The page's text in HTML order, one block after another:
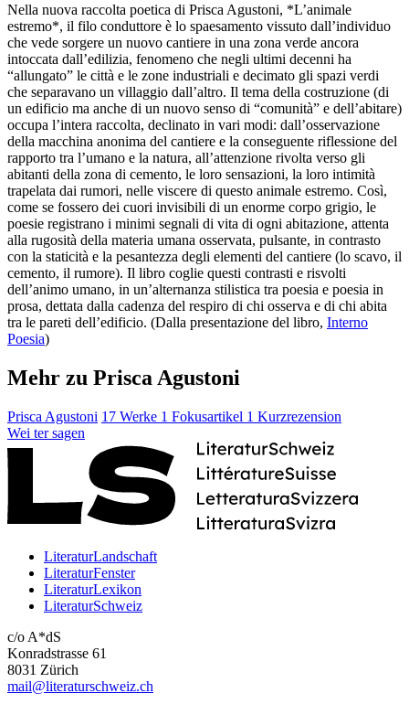
Nella nuova raccolta poetica di Prisca Agustoni, *L’animale
estremo*, il filo conduttore è lo spaesamento vissuto dall’individuo
che vede sorgere un nuovo cantiere in una zona verde ancora
intoccata dall’edilizia, fenomeno che negli ultimi decenni ha
“allungato” le città e le zone industriali e decimato gli spazi verdi
che separavano un villaggio dall’altro. Il tema della costruzione (di
un edificio ma anche di un nuovo senso di “comunità” e dell’abitare)
occupa l’intera raccolta, declinato in vari modi: dall’osservazione
della macchina anonima del cantiere e la conseguente riflessione del
rapporto tra l’umano e la natura, all’attenzione rivolta verso gli
abitanti della zona di cemento, le loro sensazioni, la loro intimità
trapelata dai rumori, nelle viscere di questo animale estremo. Così,
come se fossero dei cuori invisibili di un enorme corpo grigio, le
poesie registrano i minimi segnali di vita di ogni abitazione, attenta
alla rugosità della materia umana osservata, pulsante, in contrasto
con la staticità e la pesantezza degli elementi del cantiere (lo scavo, il
cemento, il rumore). Il libro coglie questi contrasti e risvolti
dell’animo umano, in un’alternanza stilistica tra poesia e poesia in
prosa, dettata dalla cadenza del respiro di chi osserva e di chi abita
tra le pareti dell’edificio. (Dalla presentazione del libro, Interno
Poesia)
Mehr zu Prisca Agustoni
Prisca Agustoni 17 Werke 1 Fokusartikel 1 Kurzrezension
Wei ter sagen
LiteraturLandschaft
LiteraturFenster
LiteraturLexikon
LiteraturSchweiz
c/o A*dS
Konradstrasse 61
8031 Zürich
mail@literaturschweiz.ch